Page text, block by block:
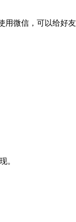
微信，可以给
。